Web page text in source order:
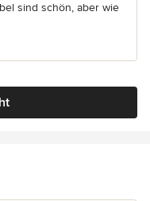
sind schön, aber wie